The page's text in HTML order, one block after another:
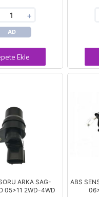
+
AD
Ekle
ARKA SAG-
05>11 2WD-4WD
ABS